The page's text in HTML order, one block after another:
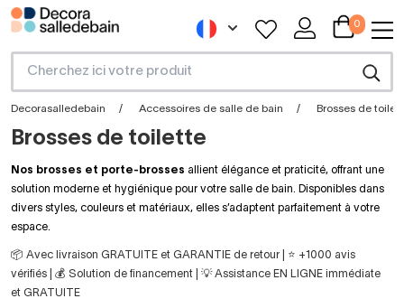
0
Decorasalledebain Accessoires de salle de bain Brosses de
Brosses de toilette
Nos brosses et porte-brosses allient élégance et praticité, offrant une
solution moderne et hygiénique pour votre salle de bain. Disponibles dans
divers styles, couleurs et matériaux, elles s’adaptent parfaitement à votre
espace.
📦 Avec livraison GRATUITE et GARANTIE de retour | ⭐ +1000 avis
vérifiés | 💰 Solution de financement | 💡 Assistance EN LIGNE immédiate
et GRATUITE